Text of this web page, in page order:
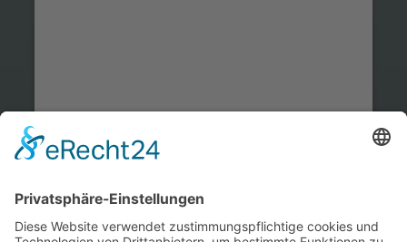
Mehr Informationen
powered byUsercentrics Consent Management